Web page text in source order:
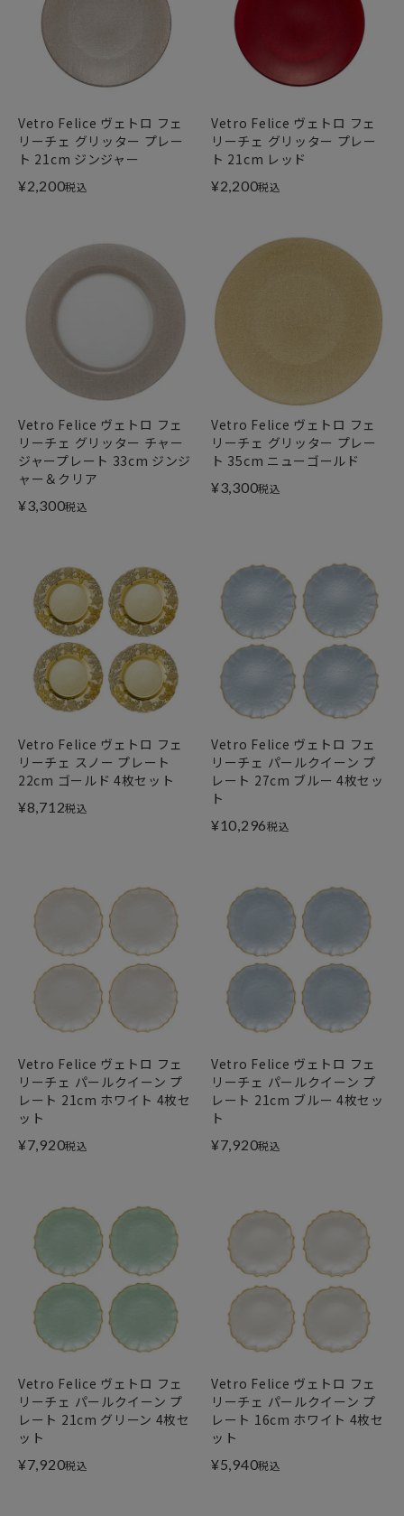
Vetro Felice ヴェトロ フェ
リーチェ グリッター プレー
ト 21cm ジンジャー
¥2,200税込
Vetro Felice ヴェトロ フェ
リーチェ グリッター プレー
ト 21cm レッド
¥2,200税込
Vetro Felice ヴェトロ フェ
リーチェ グリッター チャー
ジャープレート 33cm ジンジ
ャー＆クリア
¥3,300税込
Vetro Felice ヴェトロ フェ
リーチェ グリッター プレー
ト 35cm ニューゴールド
¥3,300税込
Vetro Felice ヴェトロ フェ
リーチェ スノー プレート
22cm ゴールド 4枚セット
¥8,712税込
Vetro Felice ヴェトロ フェ
リーチェ パールクイーン プ
レート 27cm ブルー 4枚セッ
ト
¥10,296税込
Vetro Felice ヴェトロ フェ
リーチェ パールクイーン プ
レート 21cm ホワイト 4枚セ
ット
¥7,920税込
Vetro Felice ヴェトロ フェ
リーチェ パールクイーン プ
レート 21cm ブルー 4枚セッ
ト
¥7,920税込
Vetro Felice ヴェトロ フェ
リーチェ パールクイーン プ
レート 21cm グリーン 4枚セ
ット
¥7,920税込
Vetro Felice ヴェトロ フェ
リーチェ パールクイーン プ
レート 16cm ホワイト 4枚セ
ット
¥5,940税込